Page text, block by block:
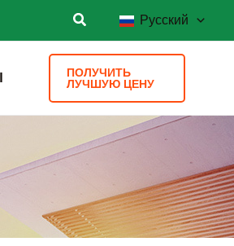
Русский
ПОЛУЧИТЬ
ЛУЧШУЮ ЦЕНУ